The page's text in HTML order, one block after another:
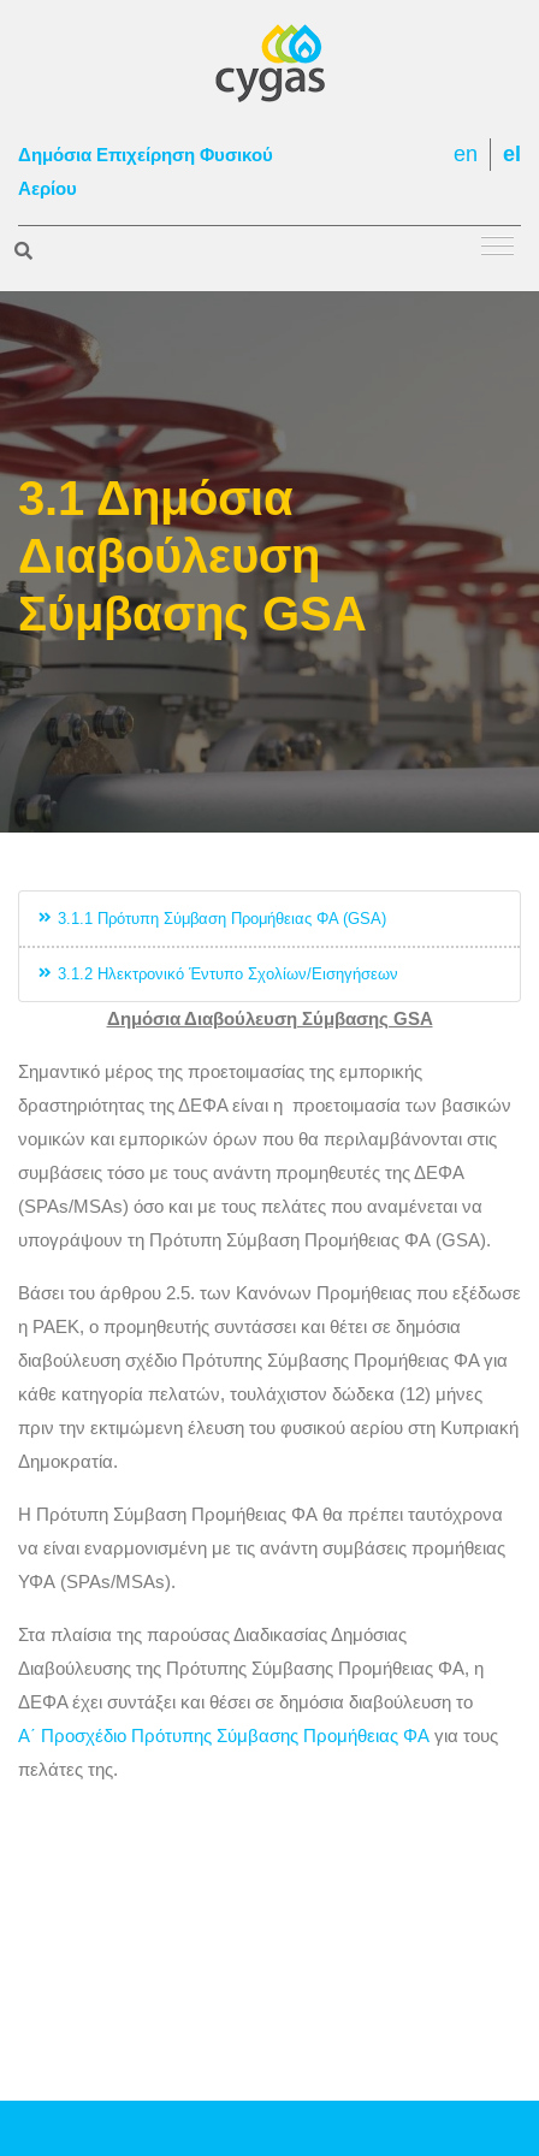
Δημόσια Επιχείρηση Φυσικού
Αερίου
en el
3.1 Δημόσια
Διαβούλευση
Σύμβασης GSA
3.1.1 Πρότυπη Σύμβαση Προμήθειας ΦΑ (GSA)
3.1.2 Ηλεκτρονικό Έντυπο Σχολίων/Εισηγήσεων
Δημόσια Διαβούλευση Σύμβασης GSA
Σημαντικό μέρος της προετοιμασίας της εμπορικής
δραστηριότητας της ΔΕΦΑ είναι η προετοιμασία των βασικών
νομικών και εμπορικών όρων που θα περιλαμβάνονται στις
συμβάσεις τόσο με τους ανάντη προμηθευτές της ΔΕΦΑ
(SPAs/MSAs) όσο και με τους πελάτες που αναμένεται να
υπογράψουν τη Πρότυπη Σύμβαση Προμήθειας ΦΑ (GSA).
Βάσει του άρθρου 2.5. των Κανόνων Προμήθειας που εξέδωσε
η ΡΑΕΚ, ο προμηθευτής συντάσσει και θέτει σε δημόσια
διαβούλευση σχέδιο Πρότυπης Σύμβασης Προμήθειας ΦΑ για
κάθε κατηγορία πελατών, τουλάχιστον δώδεκα (12) μήνες
πριν την εκτιμώμενη έλευση του φυσικού αερίου στη Κυπριακή
Δημοκρατία.
Η Πρότυπη Σύμβαση Προμήθειας ΦΑ θα πρέπει ταυτόχρονα
να είναι εναρμονισμένη με τις ανάντη συμβάσεις προμήθειας
ΥΦΑ (SPAs/MSAs).
Στα πλαίσια της παρούσας Διαδικασίας Δημόσιας
Διαβούλευσης της Πρότυπης Σύμβασης Προμήθειας ΦΑ, η
ΔΕΦΑ έχει συντάξει και θέσει σε δημόσια διαβούλευση το
Α΄ Προσχέδιο Πρότυπης Σύμβασης Προμήθειας ΦΑ για τους
πελάτες της.